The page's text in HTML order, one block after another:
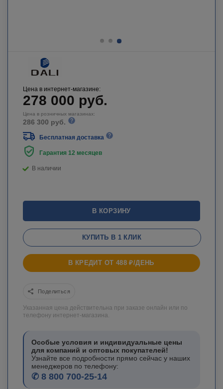
Цена в интернет-магазине:
278 000 руб.
Цена в розничных магазинах:
286 300 руб.
Бесплатная доставка
Гарантия 12 месяцев
В наличии
В КОРЗИНУ
КУПИТЬ В 1 КЛИК
В КРЕДИТ ОТ 488 ₽/ДЕНЬ
Поделиться
Указанная цена действительна при заказе онлайн или по
телефону интернет-магазина.
Особые условия и индивидуальные цены
для компаний и оптовых покупателей!
Узнайте все подробности прямо сейчас у наших
менеджеров по телефону:
✆ 8 800 700-25-14